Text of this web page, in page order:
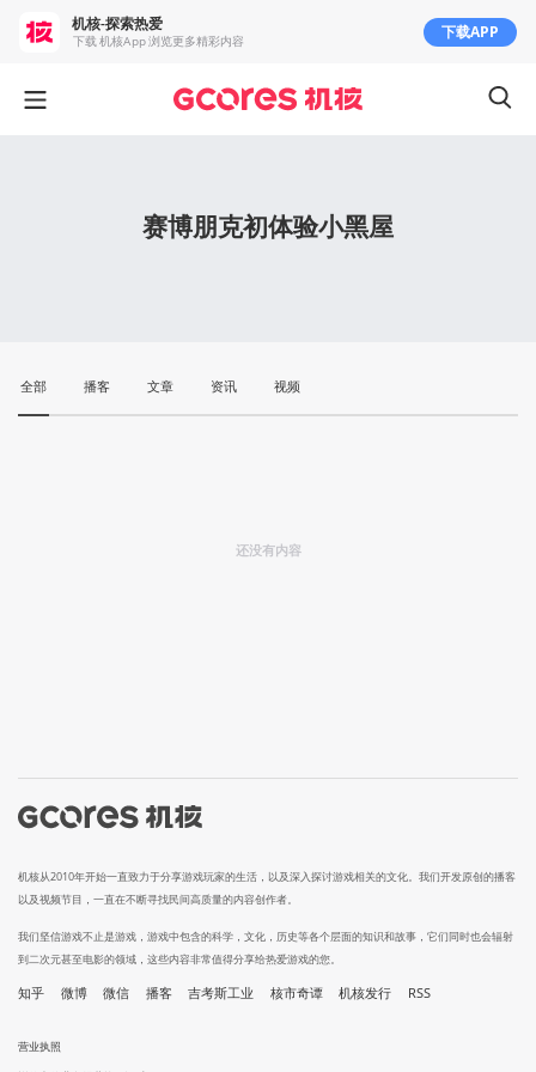
赛博朋克初体验小黑屋
全部 播客 文章 资讯 视频
还没有内容
机核从2010年开始一直致力于分享游戏玩家的生活，以及深入探讨游戏相关的文化。我们开发原创的播客
以及视频节目，一直在不断寻找民间高质量的内容创作者。
我们坚信游戏不止是游戏，游戏中包含的科学，文化，历史等各个层面的知识和故事，它们同时也会辐射
到二次元甚至电影的领域，这些内容非常值得分享给热爱游戏的您。
知乎 微博 微信 播客 吉考斯工业 核市奇谭 机核发行 RSS
营业执照
机核-探索热爱
下载 机核App 浏览更多精彩内容 下载APP